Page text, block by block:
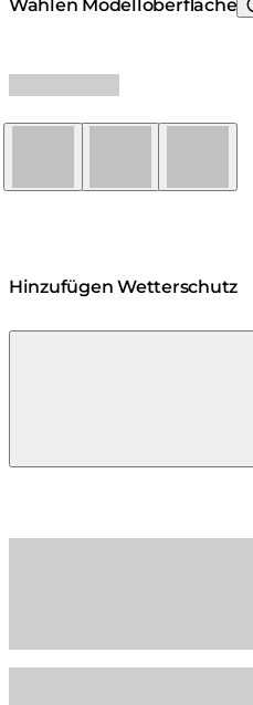
Wählen Modelloberfläche
Hinzufügen Wetter­schutz